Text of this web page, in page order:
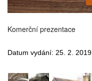
Komerční prezentace
Datum vydání: 25. 2. 2019